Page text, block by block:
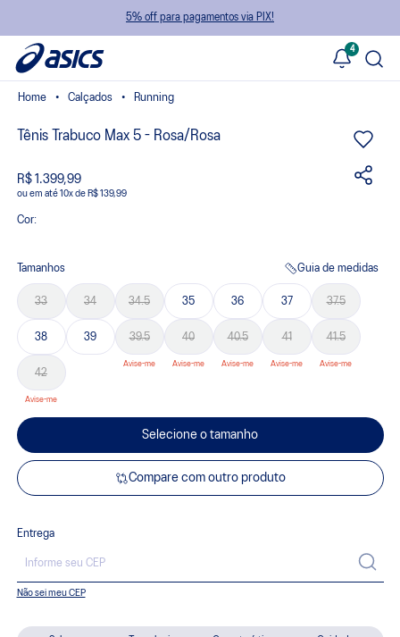
5% off para pagamentos via PIX!
4
Calçados Running
Tênis Trabuco Max 5 - Rosa/Rosa
R$ 1.399,99
ou 10xde R$ 139,99
Cor:
Tamanhos Guia de medidas
33 34 34.5 35 36 37 37.5
38 39 39.5 40 40.5 41 41.5
42
Selecione o tamanho
Compare com outro produto
Entrega
Não sei meu CEP